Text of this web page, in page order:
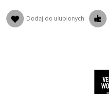
Dodaj do ulubionych